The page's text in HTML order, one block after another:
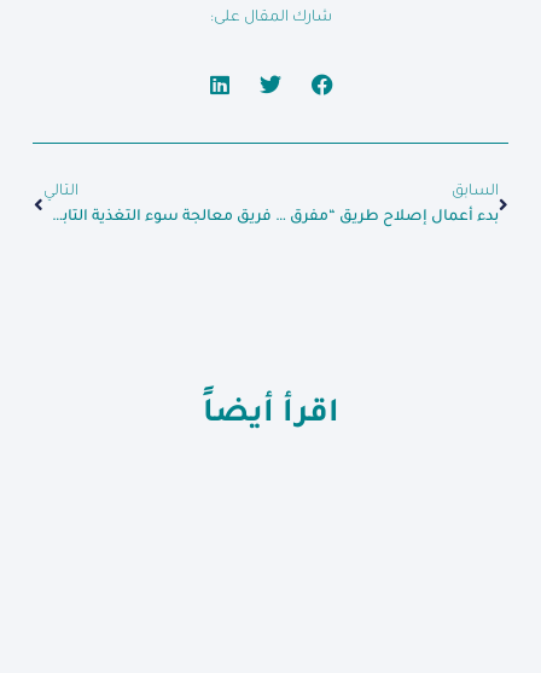
شارك المقال على:
السابق
بدء أعمال إصلاح طريق “مفرق كفردريان – مفرق حتان” في ريف ادلب
التالي
فريق معالجة سوء التغذية التابع لمؤسسة شام الإنسانية يتابع حالة الطفلة “إلين” حتى الشفاء الكامل .
اقرأ أيضاً